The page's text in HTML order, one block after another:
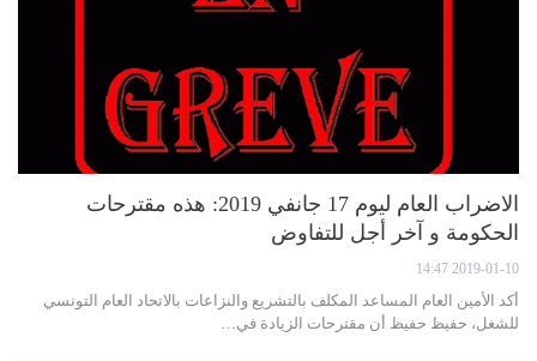
الاضراب العام ليوم 17 جانفي 2019: هذه مقترحات
الحكومة و آخر أجل للتفاوض
2019-01-10 14:47
أكد الأمين العام المساعد المكلف بالتشريع والنزاعات بالاتحاد العام التونسي
للشغل، حفيظ حفيظ أن مقترحات الزيادة في…